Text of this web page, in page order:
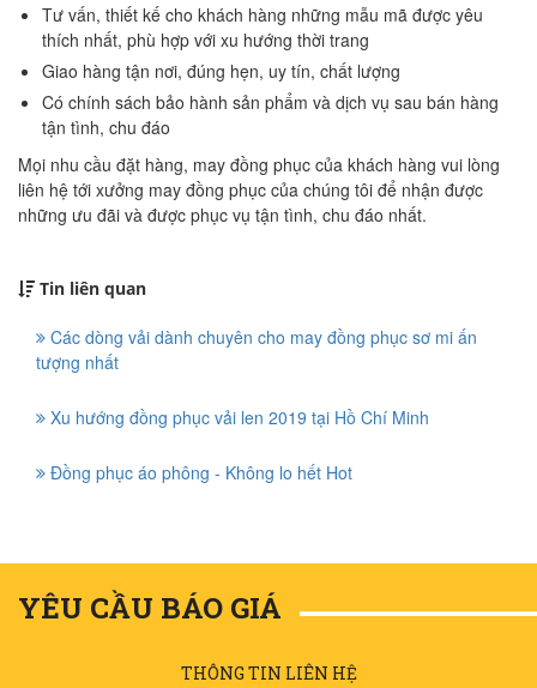
Tư vấn, thiết kế cho khách hàng những mẫu mã được yêu
thích nhất, phù hợp với xu hướng thời trang
Giao hàng tận nơi, đúng hẹn, uy tín, chất lượng
Có chính sách bảo hành sản phẩm và dịch vụ sau bán hàng
tận tình, chu đáo
Mọi nhu cầu đặt hàng, may đồng phục của khách hàng vui lòng
liên hệ tới xưởng may đồng phục của chúng tôi để nhận được
những ưu đãi và được phục vụ tận tình, chu đáo nhất.
Tin liên quan
Các dòng vải dành chuyên cho may đồng phục sơ mi ấn
tượng nhất
Xu hướng đồng phục vải len 2019 tại Hồ Chí Minh
Đồng phục áo phông - Không lo hết Hot
YÊU CẦU BÁO GIÁ
THÔNG TIN LIÊN HỆ